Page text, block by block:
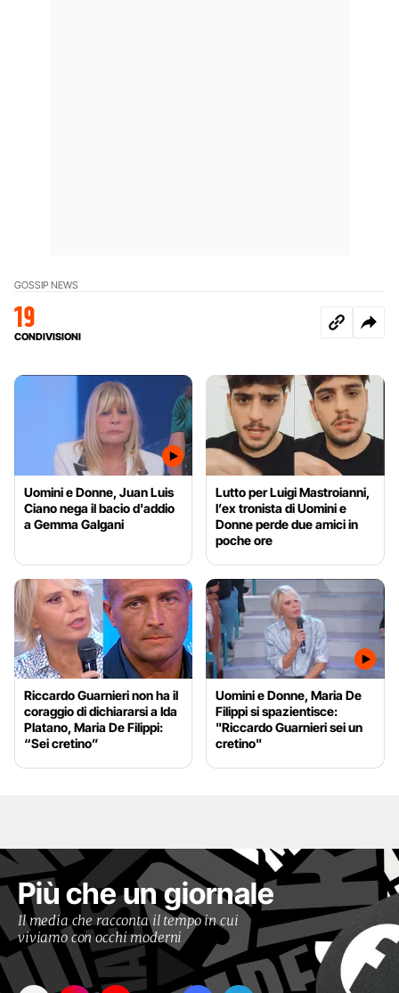
GOSSIP NEWS
19
CONDIVISIONI
Uomini e Donne, Juan Luis
Ciano nega il bacio d'addio
a Gemma Galgani
Lutto per Luigi Mastroianni,
l’ex tronista di Uomini e
Donne perde due amici in
poche ore
Riccardo Guarnieri non ha il
coraggio di dichiararsi a Ida
Platano, Maria De Filippi:
“Sei cretino”
Uomini e Donne, Maria De
Filippi si spazientisce:
"Riccardo Guarnieri sei un
cretino"
Più che un giornale
Il media che racconta il tempo in cui
viviamo con occhi moderni